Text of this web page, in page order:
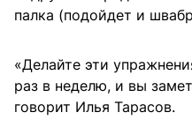
палка (подойдет и
«Делайте эти
раз в неделю, и вы
говорит Илья Тарасов.